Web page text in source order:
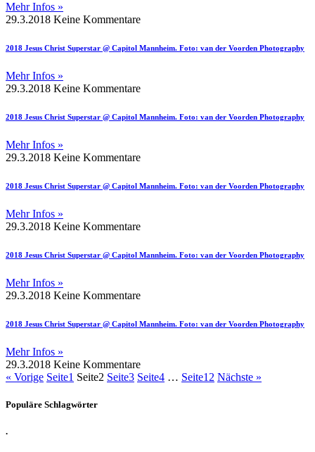
Mehr Infos »
29.3.2018 Keine Kommentare
2018 Jesus Christ Superstar @ Capitol Mannheim. Foto: van der Voorden Photography
Mehr Infos »
29.3.2018 Keine Kommentare
2018 Jesus Christ Superstar @ Capitol Mannheim. Foto: van der Voorden Photography
Mehr Infos »
29.3.2018 Keine Kommentare
2018 Jesus Christ Superstar @ Capitol Mannheim. Foto: van der Voorden Photography
Mehr Infos »
29.3.2018 Keine Kommentare
2018 Jesus Christ Superstar @ Capitol Mannheim. Foto: van der Voorden Photography
Mehr Infos »
29.3.2018 Keine Kommentare
2018 Jesus Christ Superstar @ Capitol Mannheim. Foto: van der Voorden Photography
Mehr Infos »
29.3.2018 Keine Kommentare
« Vorige Seite1 Seite2 Seite3 Seite4 … Seite12 Nächste »
Populäre Schlagwörter
.